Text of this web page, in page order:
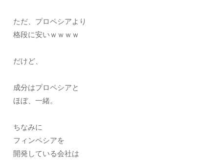
ただ、プロペシアより
格段に安いｗｗｗｗ
だけど、
成分はプロペシアと
ほぼ、一緒。
ちなみに
フィンペシアを
開発している会社は